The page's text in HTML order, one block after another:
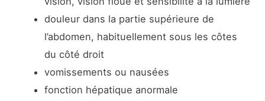
douleur dans la partie supérieure de
l’abdomen, habituellement sous les côtes
du côté droit
vomissements ou nausées
fonction hépatique anormale